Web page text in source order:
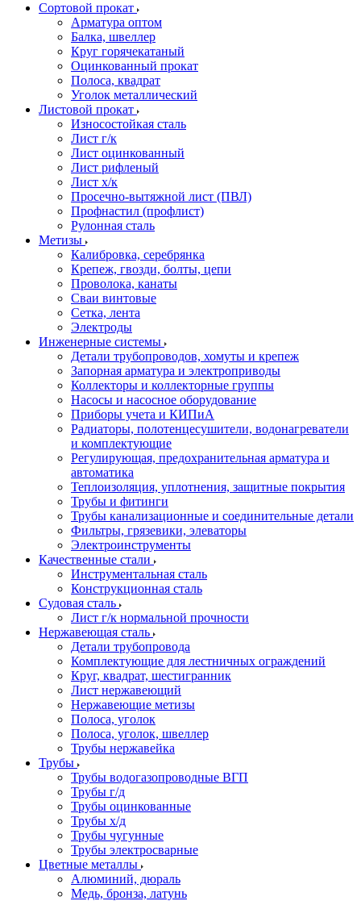
Сортовой прокат
Арматура оптом
Балка, швеллер
Круг горячекатаный
Оцинкованный прокат
Полоса, квадрат
Уголок металлический
Листовой прокат
Износостойкая сталь
Лист г/к
Лист оцинкованный
Лист рифленый
Лист х/к
Просечно-вытяжной лист (ПВЛ)
Профнастил (профлист)
Рулонная сталь
Метизы
Калибровка, серебрянка
Крепеж, гвозди, болты, цепи
Проволока, канаты
Сваи винтовые
Сетка, лента
Электроды
Инженерные системы
Детали трубопроводов, хомуты и крепеж
Запорная арматура и электроприводы
Коллекторы и коллекторные группы
Насосы и насосное оборудование
Приборы учета и КИПиА
Радиаторы, полотенцесушители, водонагреватели
и комплектующие
Регулирующая, предохранительная арматура и
автоматика
Теплоизоляция, уплотнения, защитные покрытия
Трубы и фитинги
Трубы канализационные и соединительные детали
Фильтры, грязевики, элеваторы
Электроинструменты
Качественные стали
Инструментальная сталь
Конструкционная сталь
Судовая сталь
Лист г/к нормальной прочности
Нержавеющая сталь
Детали трубопровода
Комплектующие для лестничных ограждений
Круг, квадрат, шестигранник
Лист нержавеющий
Нержавеющие метизы
Полоса, уголок
Полоса, уголок, швеллер
Трубы нержавейка
Трубы
Трубы водогазопроводные ВГП
Трубы г/д
Трубы оцинкованные
Трубы х/д
Трубы чугунные
Трубы электросварные
Цветные металлы
Алюминий, дюраль
Медь, бронза, латунь